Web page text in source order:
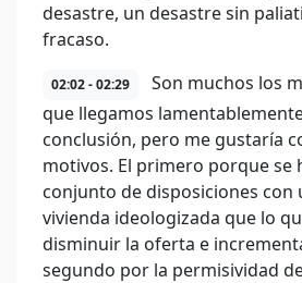
desastre, un desastre sin
fracaso.
02:02 - 02:29
Son muchos los
que llegamos
conclusión, pero me gustaría
motivos. El primero porque se
conjunto de disposiciones con
vivienda ideologizada que lo
disminuir la oferta e
segundo por la permisividad